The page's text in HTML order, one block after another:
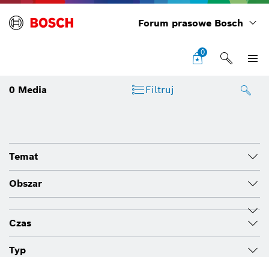
Forum prasowe Bosch
0
0 Media Filtruj
Temat
Obszar
Czas
Typ